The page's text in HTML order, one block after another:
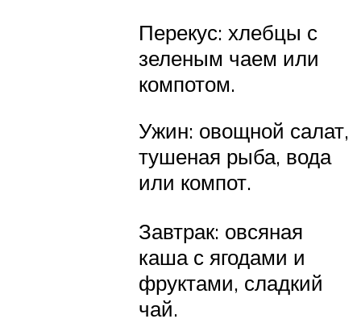
Перекус: хлебцы с
зеленым чаем или
компотом.
Ужин: овощной салат,
тушеная рыба, вода
или компот.
Завтрак: овсяная
каша с ягодами и
фруктами, сладкий
чай.